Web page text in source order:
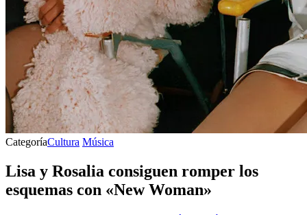
CategoríaCultura Música
Lisa y Rosalia consiguen romper los
esquemas con «New Woman»